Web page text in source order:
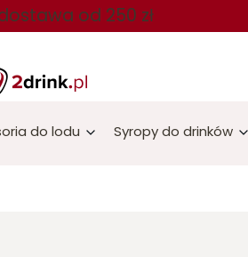
od 250 zł
do lodu Syropy do drinków